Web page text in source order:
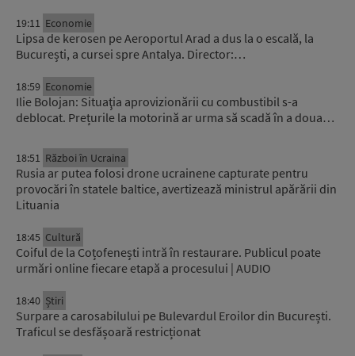
19:11 Economie
Lipsa de kerosen pe Aeroportul Arad a dus la o escală, la
București, a cursei spre Antalya. Director:…
18:59 Economie
Ilie Bolojan: Situaţia aprovizionării cu combustibil s-a
deblocat. Prețurile la motorină ar urma să scadă în a doua…
18:51 Război în Ucraina
Rusia ar putea folosi drone ucrainene capturate pentru
provocări în statele baltice, avertizează ministrul apărării din
Lituania
18:45 Cultură
Coiful de la Coțofenești intră în restaurare. Publicul poate
urmări online fiecare etapă a procesului | AUDIO
18:40 Știri
Surpare a carosabilului pe Bulevardul Eroilor din București.
Traficul se desfășoară restricționat